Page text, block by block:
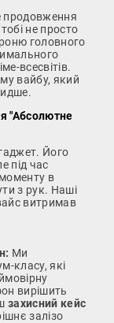
продовження
не просто
головного
всесвітів.
вайбу, який
"Абсолютне
Його
під час
в
з рук. Наші
витримав
Ми
класу, які
вирішить
захисний кейс
залізо